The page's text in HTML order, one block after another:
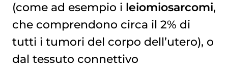
(come ad esempio i leiomiosarcomi,
che comprendono circa il 2% di
tutti i tumori del corpo dell’utero), o
dal tessuto connettivo